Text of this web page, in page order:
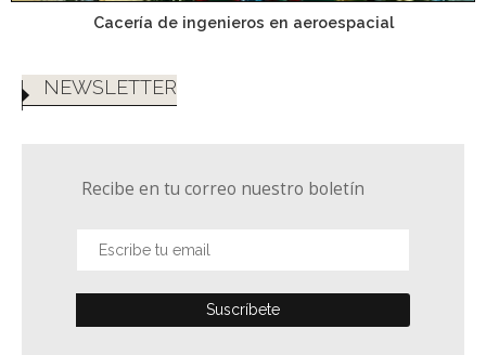
Cacería de ingenieros en aeroespacial
NEWSLETTER
Recibe en tu correo nuestro boletín